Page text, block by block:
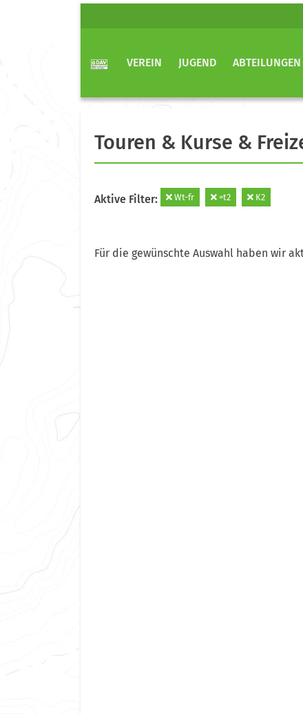
VEREIN JUGEND ABTEILUNGEN
Touren & Kurse &
Aktive Filter: Wt-fr =t2 K2
Für die gewünschte Auswahl haben wir